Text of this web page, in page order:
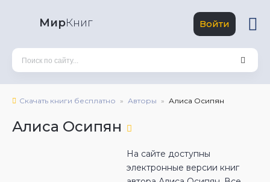
МирКниг Войти
Скачать книги бесплатно Авторы Алиса Осипян
Алиса Осипян
На сайте доступны
электронные версии книг